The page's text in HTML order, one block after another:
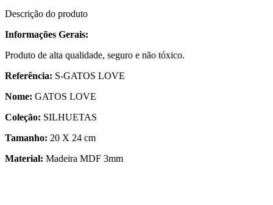
Descrição do produto
Informações Gerais:
Produto de alta qualidade, seguro e não tóxico.
Referência: S-GATOS LOVE
Nome: GATOS LOVE
Coleção: SILHUETAS
Tamanho: 20 X 24 cm
Material: Madeira MDF 3mm